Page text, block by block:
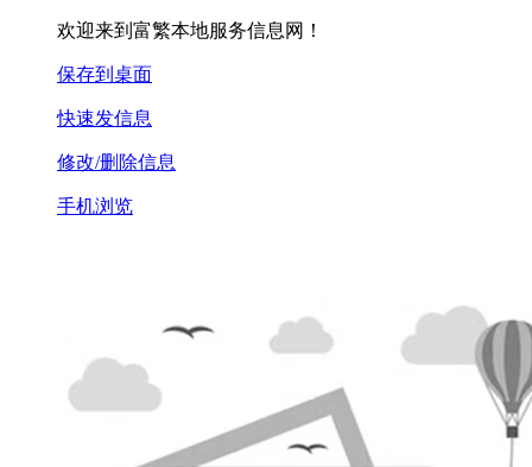
欢迎来到富繁本地服务信息网！
保存到桌面
快速发信息
修改/删除信息
手机浏览